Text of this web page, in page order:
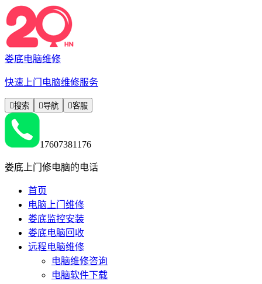
娄底电脑维修
快速上门电脑维修服务
搜索 导航 客服
17607381176
娄底上门修电脑的电话
首页
电脑上门维修
娄底监控安装
娄底电脑回收
远程电脑维修
电脑维修咨询
电脑软件下载